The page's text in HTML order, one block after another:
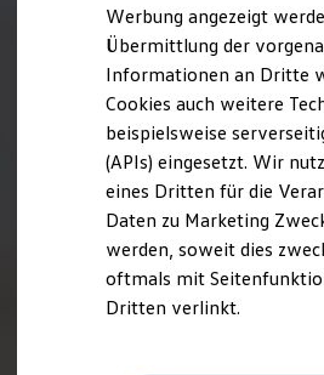
#wedriveproud
Besitzer und Service
myVolkswagen
Software Updates
Service und Ersatzteile
Inspektion und HU/
Reparaturen und
Motorenöl und
Räder und Reifen
Pannen- und
Economy Service
Volkswagen Teile
Zubehör
Modellspezifisches
Werbung angezeigt
Übermittlung der
Informationen an Dritte
Cookies auch weitere
beispielsweise
(APIs) eingesetzt. Wir
eines Dritten für die
Daten zu Marketing
werden, soweit dies
oftmals mit
Dritten verlinkt.